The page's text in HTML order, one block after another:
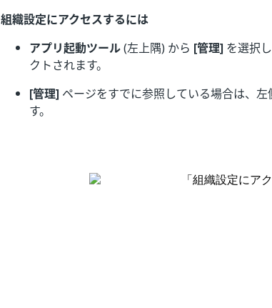
組織設定にアクセスするには
アプリ起動ツール(左上隅) から [管理] を選択
クトされます。
[管理] ページをすでに参照している場合は、
す。